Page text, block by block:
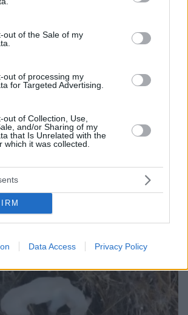
to Google and its third-party tags to
below specified purposes in below Google
out of the Sale of my
out of processing my
for Targeted Advertising.
out of Collection, Use,
and/or Sharing of my
that Is Unrelated with the
which it was collected.
Data Access Privacy Policy
Χαμογελαστός, δίνει τη μάχη
μπήκε στο νοσοκομείο για νέα